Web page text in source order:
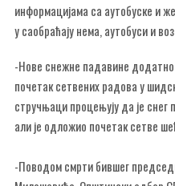
информацијама са аутобуске и
у саобраћају нема, аутобуси и
-Нове снежне падавине
почетак сетвених радова у
стручњаци процењују да је снег
али је одложио почетак сетве
-Поводом смрти бившег